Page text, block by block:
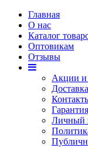
Главная
О нас
Каталог
Оптовикам
Отзывы
Акции и
Личный